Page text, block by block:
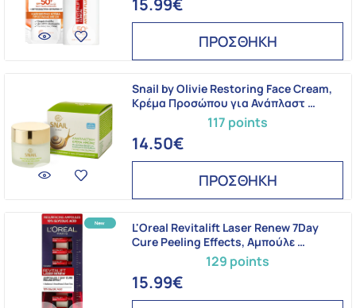
15.99€
ΠΡΟΣΘΗΚΗ
117 points
Snail by Olivie Restoring Face Cream,
Κρέμα Προσώπου για Ανάπλαστ …
14.50€
ΠΡΟΣΘΗΚΗ
129 points
L'Oreal Revitalift Laser Renew 7Day
Cure Peeling Effects, Αμπούλε …
15.99€